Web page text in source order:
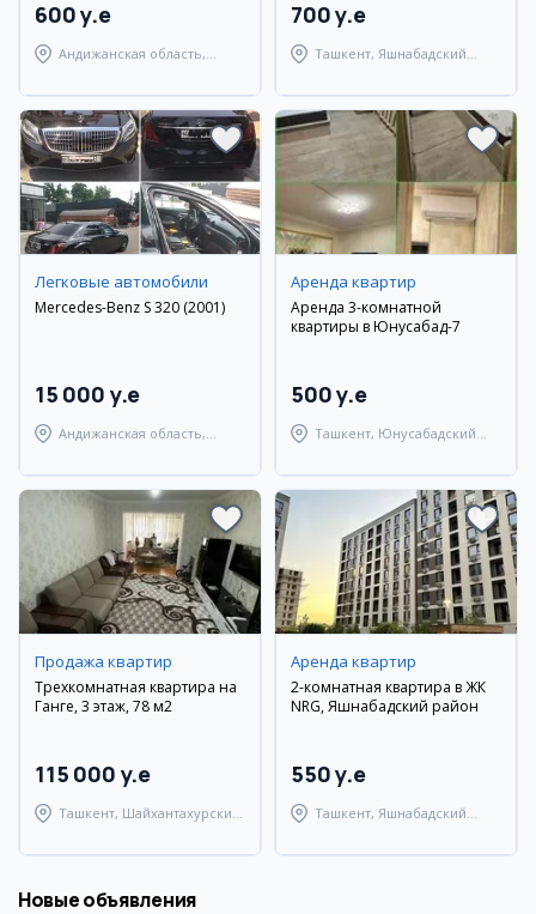
600 y.e
Андижанская область,
700 y.e
Ташкент, Яшнабадский
Легковые автомобили
Mercedes-Benz S 320 (2001)
15 000 y.e
Андижанская область,
Аренда квартир
Аренда 3-комнатной
квартиры в Юнусабад-7
500 y.e
Ташкент, Юнусабадский
Продажа квартир
Трехкомнатная квартира на
Ганге, 3 этаж, 78 м2
115 000 y.e
Ташкент, Шайхантахурский
Аренда квартир
2-комнатная квартира в ЖК
NRG, Яшнабадский район
550 y.e
Ташкент, Яшнабадский
Новые объявления